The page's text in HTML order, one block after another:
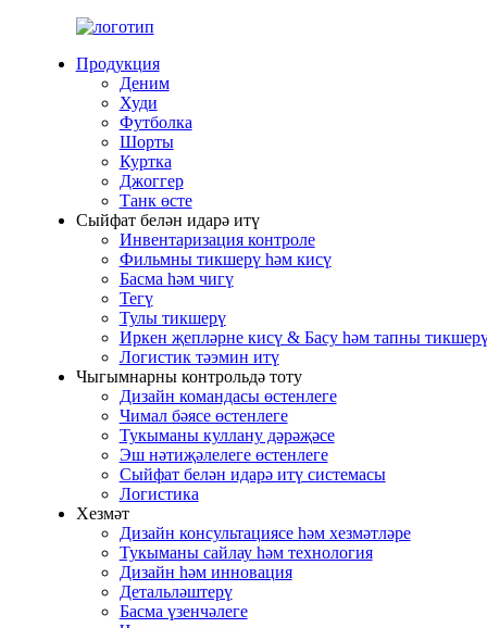
Продукция
Деним
Худи
Футболка
Шорты
Куртка
Джоггер
Танк өсте
Сыйфат белән идарә итү
Инвентаризация контроле
Фильмны тикшерү һәм кисү
Басма һәм чигү
Тегү
Тулы тикшерү
Иркен җепләрне кисү & Басу һәм тапны
Логистик тәэмин итү
Чыгымнарны контрольдә тоту
Дизайн командасы өстенлеге
Чимал бәясе өстенлеге
Тукыманы куллану дәрәҗәсе
Эш нәтиҗәлелеге өстенлеге
Сыйфат белән идарә итү системасы
Логистика
Хезмәт
Дизайн консультациясе һәм хезмәтләре
Тукыманы сайлау һәм технология
Дизайн һәм инновация
Детальләштерү
Басма үзенчәлеге